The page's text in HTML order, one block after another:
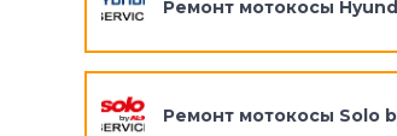
Ремонт мотокосы
Ремонт мотокосы Solo